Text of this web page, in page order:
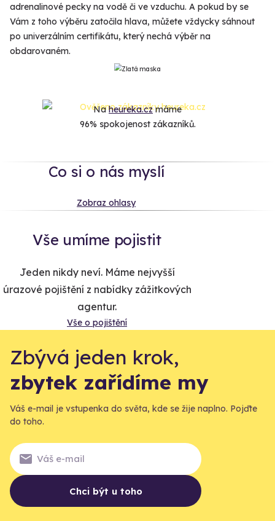
adrenalinové pecky na vodě či ve vzduchu. A pokud by se
Vám z toho výběru zatočila hlava, můžete vždycky sáhnout
po univerzálním certifikátu, který nechá výběr na
obdarovaném.
Naheureka.czmáme
96% spokojenost zákazníků.
Co si o nás myslí
Zobraz ohlasy
Vše umíme pojistit
Jeden nikdy neví. Máme nejvyšší
úrazové pojištění z nabídky zážitkových
agentur.
Vše o pojištění
Zbývá jeden krok,
zbytek zařídíme my
Váš e-mail je vstupenka do světa, kde se žije naplno. Pojďte
do toho.
Chci být u toho